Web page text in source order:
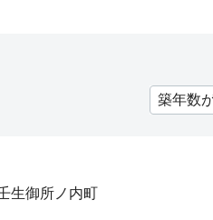
生御所ノ内町